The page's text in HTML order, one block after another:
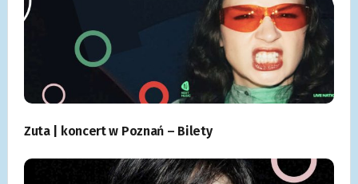
Zuta | koncert w Poznań – Bilety